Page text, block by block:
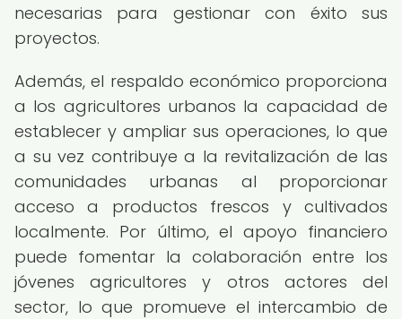
necesarias para gestionar con éxito sus
proyectos.
Además, el respaldo económico proporciona
a los agricultores urbanos la capacidad de
establecer y ampliar sus operaciones, lo que
a su vez contribuye a la revitalización de las
comunidades urbanas al proporcionar
acceso a productos frescos y cultivados
localmente. Por último, el apoyo financiero
puede fomentar la colaboración entre los
jóvenes agricultores y otros actores del
sector, lo que promueve el intercambio de